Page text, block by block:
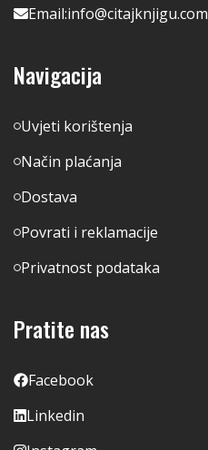
Email:info@citajknjigu.com
Navigacija
Uvjeti korištenja
Način plaćanja
Dostava
Povrati i reklamacije
Privatnost podataka
Pratite nas
Facebook
Linkedin